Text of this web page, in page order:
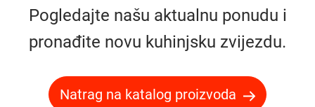
Pogledajte našu aktualnu ponudu i
pronađite novu kuhinjsku zvijezdu.
Natrag na katalog proizvoda